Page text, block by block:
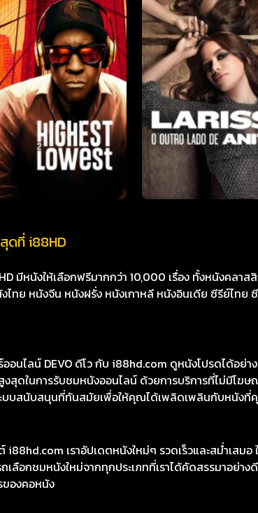
ดที่ i88HD
มีหนังให้เลือกฟรีมากกว่า 10,000 เรื่อง ทั้งหนังคลา
ทย หนังจีน หนังฝรั่ง หนังเกาหลี หนังอินเดีย ซีรีย์ไทย
ไลน์ DEVO ดีโว กับ i88hd.com ดูหนังโปรดได้อย่าง
งสุดในการรับชมหนังออนไลน์ ด้วยการบริการที่ไม่มีโ
บบสนับสนุนที่ทันสมัยเพื่อให้คุณได้เพลิดเพลินกับหนัง
i88hd.com เราอัปเดตหนังใหม่ๆ รวดเร็วและสม่ำเสม
อกชมหนังใหม่จากทุกประเภทที่เราได้คัดสรรมาอย่าง
องคอหนัง